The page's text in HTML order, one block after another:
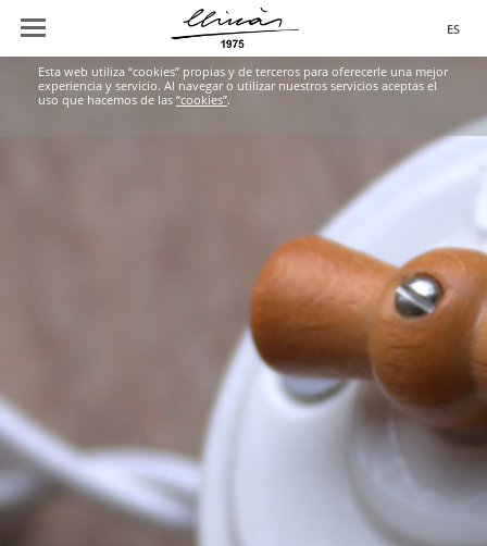
ES
Esta web utiliza “cookies” propias y de terceros para oferecerle una mejor
experiencia y servicio. Al navegar o utilizar nuestros servicios aceptas el
uso que hacemos de las “cookies”.